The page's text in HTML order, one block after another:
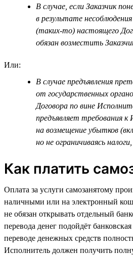
В случае, если Заказчик
в результате
(таких-то) настоящего
обязан возместить
Или:
В случае предъявления
от государственных
Договора по вине
предъявляет требования
на возмещение убытков
но не ограничиваясь
Как платить
Оплата за услуги самозанятому
наличными или на электронный
не обязан открывать отдельный
перевода денег подойдёт
переводе денежных средств
Исполнитель должен получить